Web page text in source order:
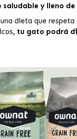
y lleno de
dieta que respeta
, tu gato podrá